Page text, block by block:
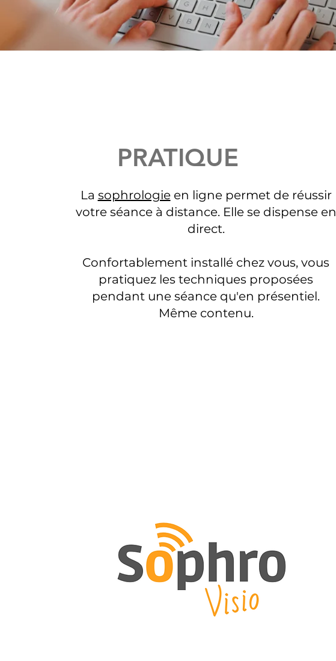
PRATIQUE
La sophrologieen ligne permet de réussir
votre séance à distance. Elle se dispense en
direct.
Confortablement installé chez vous, vous
pratiquez les techniques proposées
pendant une séance qu'en présentiel.
Même contenu.